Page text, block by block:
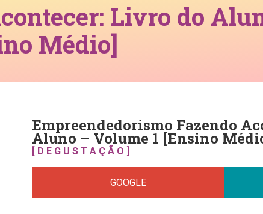
Livro do
Médio]
Empreendedorismo Fazendo
Aluno – Volume 1 [Ensino
[ D E G U S T A Ç Ã O ]
GOOGLE